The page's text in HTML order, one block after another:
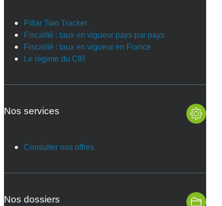
Pillar Two Tracker
Fiscalité : taux en vigueur pays par pays
Fiscalité : taux en vigueur en France
Le régime du CIR
Nos services
Consulter nos offres
Nos dossiers